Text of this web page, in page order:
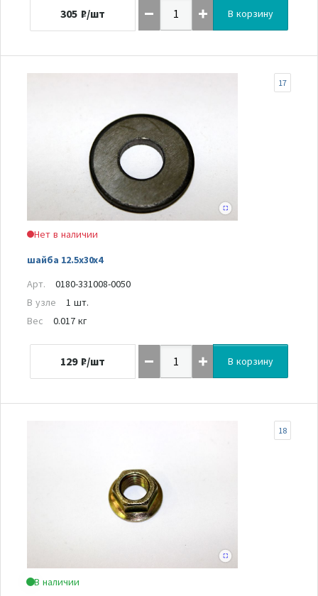
305 ₽/шт В корзину
Нет в наличии
шайба 12.5x30x4
17
Арт.
0180-331008-0050
В узле
1 шт.
Вес
0.017 кг
129 ₽/шт В корзину
В наличии
18